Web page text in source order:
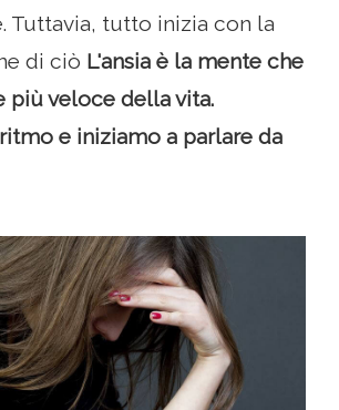
Tuttavia, tutto inizia con la
di ciò L'ansia è la mente che
più veloce della vita.
e iniziamo a parlare da